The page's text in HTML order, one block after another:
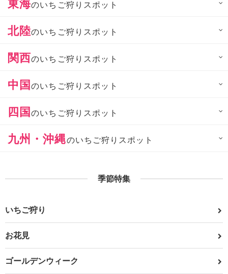
東海のいちご狩りスポット
北陸のいちご狩りスポット
関西のいちご狩りスポット
中国のいちご狩りスポット
四国のいちご狩りスポット
九州・沖縄のいちご狩りスポット
季節特集
いちご狩り
お花見
ゴールデンウィーク